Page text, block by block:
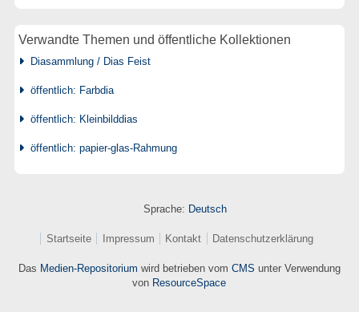
Verwandte Themen und öffentliche Kollektionen
Diasammlung / Dias Feist
öffentlich: Farbdia
öffentlich: Kleinbilddias
öffentlich: papier-glas-Rahmung
Sprache: Deutsch
Startseite Impressum Kontakt Datenschutzerklärung
Das Medien-Repositorium wird betrieben vom CMS unter Verwendung
von ResourceSpace